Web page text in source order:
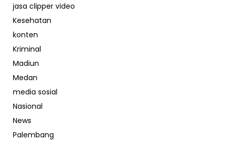
jasa clipper video
Kesehatan
konten
Kriminal
Madiun
Medan
media sosial
Nasional
News
Palembang